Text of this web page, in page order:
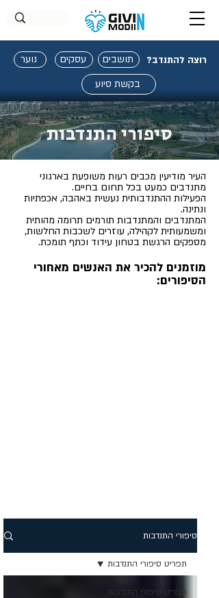
נוער עסקים תושבים רוצה להתנדב?
בקשת סיוע
סיפורי התנדבות
העיר מודיעין מכבים רעות משופעת בארגוני
מתנדבים כמעט בכל תחום בחיים.
הפעילות ההתנדבותית נעשית באהבה, אכפתיות
ונתינה.
המתנדבים והמתנדבות תורמים תרומה מהותית
ומשמעותית לקהילה, עוזרים לשכבות החלשות,
מספקים הרגשת בטחון עידוד וכתף תומכת.
מוזמנים להכיר את האנשים מאחורי
הסיפורים:
סיפורי התנדבות
תפריט סיפורי התנדבות
תפריט סיפורי התנדבות